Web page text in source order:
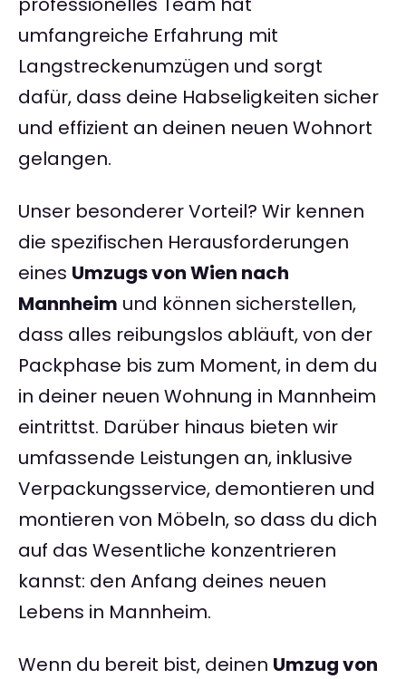
umfangreiche Erfahrung mit
Langstreckenumzügen und sorgt
dafür, dass deine Habseligkeiten sicher
und effizient an deinen neuen Wohnort
gelangen.
Unser besonderer Vorteil? Wir kennen
die spezifischen Herausforderungen
eines Umzugs von Wien nach
Mannheim und können sicherstellen,
dass alles reibungslos abläuft, von der
Packphase bis zum Moment, in dem du
in deiner neuen Wohnung in Mannheim
eintrittst. Darüber hinaus bieten wir
umfassende Leistungen an, inklusive
Verpackungsservice, demontieren und
montieren von Möbeln, so dass du dich
auf das Wesentliche konzentrieren
kannst: den Anfang deines neuen
Lebens in Mannheim.
Wenn du bereit bist, deinen Umzug von